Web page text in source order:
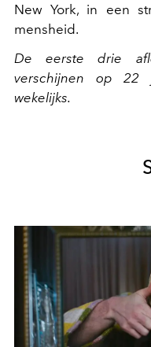
New York, in een
mensheid.
De eerste drie
verschijnen op 22
wekelijks.